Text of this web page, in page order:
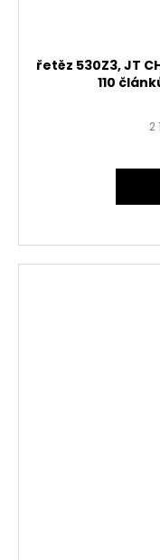
řetěz 530Z3, JT
110
2